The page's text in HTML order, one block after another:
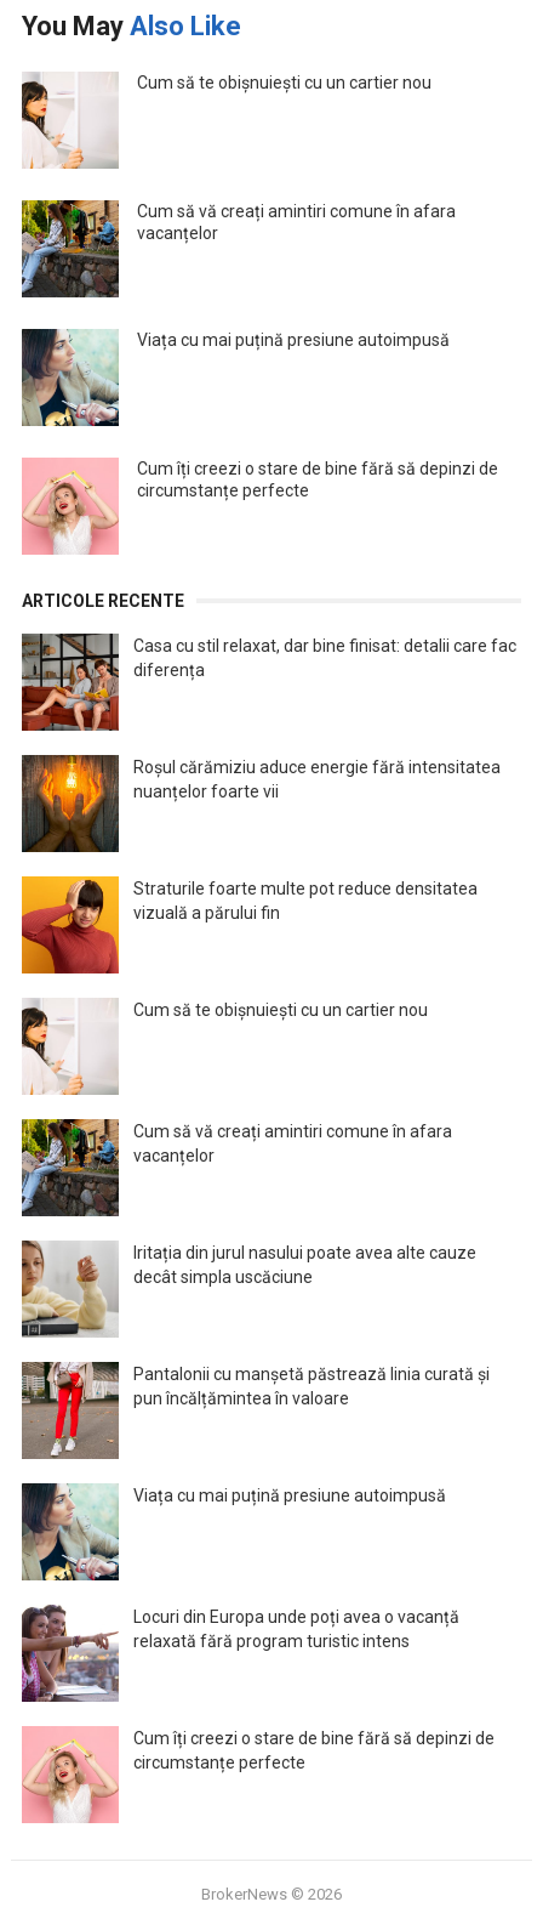
You May Also Like
Cum să te obișnuiești cu un cartier nou
Cum să vă creați amintiri comune în afara
vacanțelor
Viața cu mai puțină presiune autoimpusă
Cum îți creezi o stare de bine fără să depinzi de
circumstanțe perfecte
ARTICOLE RECENTE
Casa cu stil relaxat, dar bine finisat: detalii care fac
diferența
Roșul cărămiziu aduce energie fără intensitatea
nuanțelor foarte vii
Straturile foarte multe pot reduce densitatea
vizuală a părului fin
Cum să te obișnuiești cu un cartier nou
Cum să vă creați amintiri comune în afara
vacanțelor
Iritația din jurul nasului poate avea alte cauze
decât simpla uscăciune
Pantalonii cu manșetă păstrează linia curată și
pun încălțămintea în valoare
Viața cu mai puțină presiune autoimpusă
Locuri din Europa unde poți avea o vacanță
relaxată fără program turistic intens
Cum îți creezi o stare de bine fără să depinzi de
circumstanțe perfecte
BrokerNews © 2026